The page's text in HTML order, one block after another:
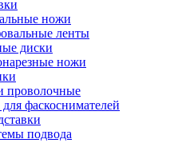
ножи
ленты
диски
ножи
проволочные
фаскоснимателей
подвода